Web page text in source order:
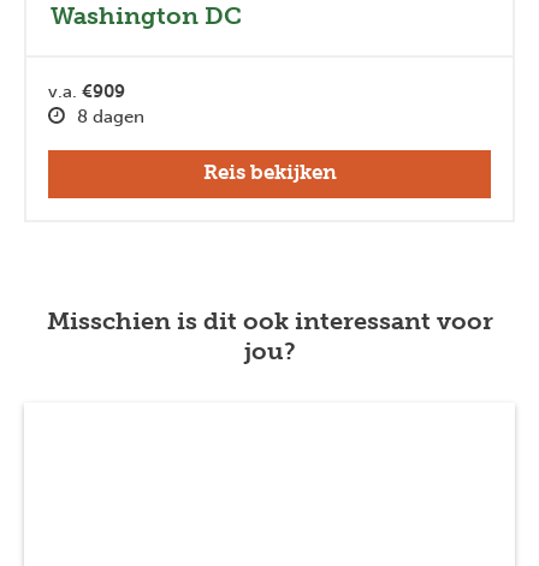
Washington DC
v.a. €909
8 dagen
Reis bekijken
Misschien is dit ook interessant voor
jou?